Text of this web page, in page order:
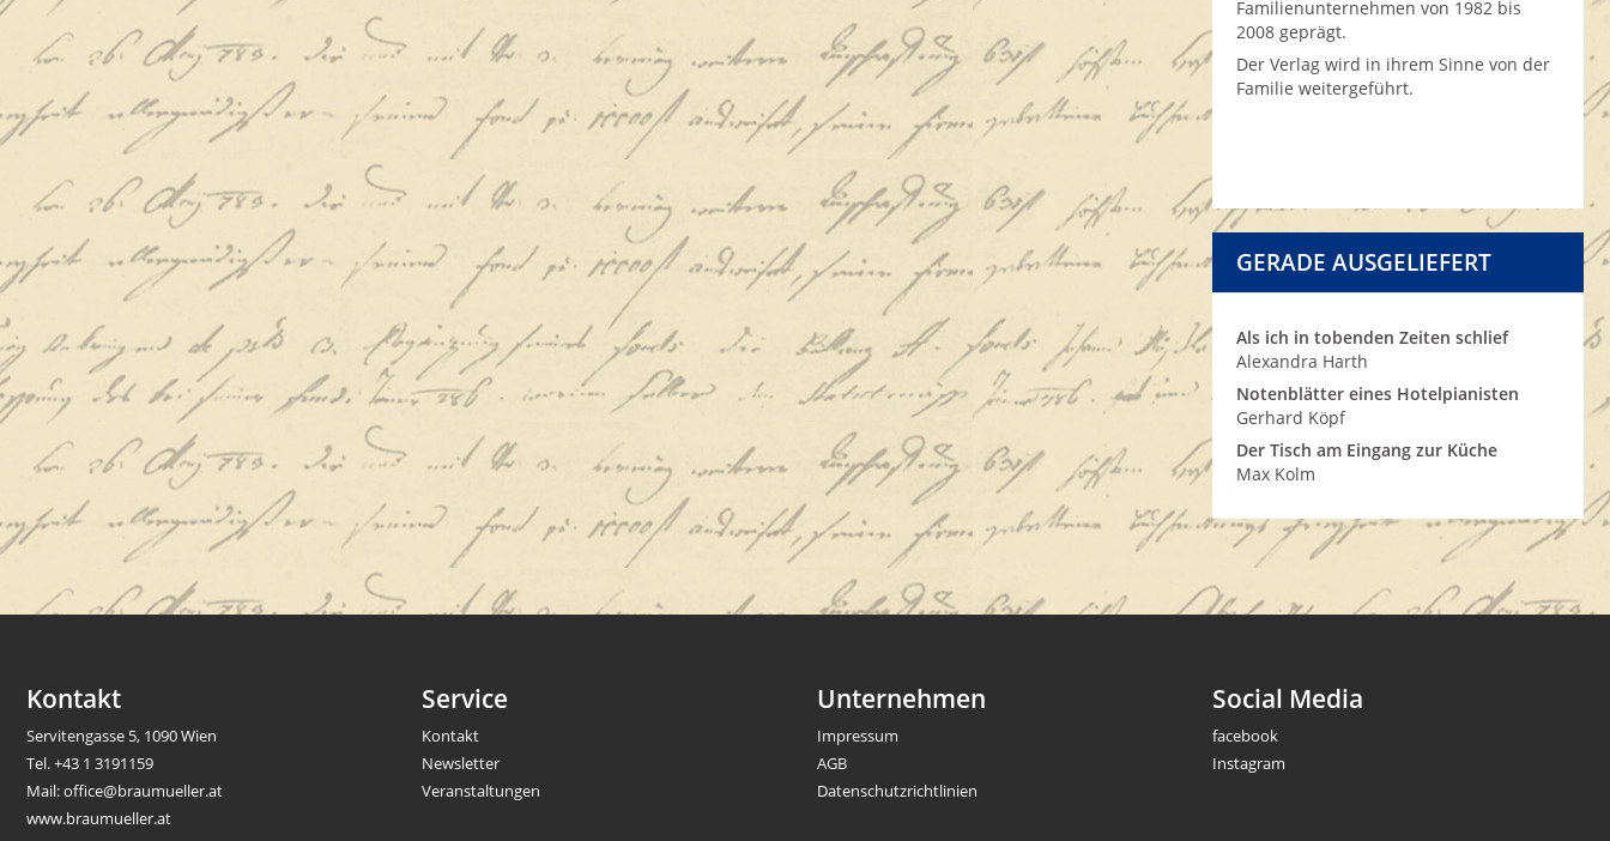
Familienunternehmen von 1982 bis
2008 geprägt.
Der Verlag wird in ihrem Sinne von der
Familie weitergeführt.
GERADE AUSGELIEFERT
Als ich in tobenden Zeiten schlief
Alexandra Harth
Notenblätter eines Hotelpianisten
Gerhard Köpf
Der Tisch am Eingang zur Küche
Max Kolm
Kontakt
Servitengasse 5, 1090 Wien
Tel.+43 1 3191159
Mail:office@braumueller.at
www.braumueller.at
Service
Kontakt
Newsletter
Veranstaltungen
Unternehmen
Impressum
AGB
Datenschutzrichtlinien
Social Media
facebook
Instagram